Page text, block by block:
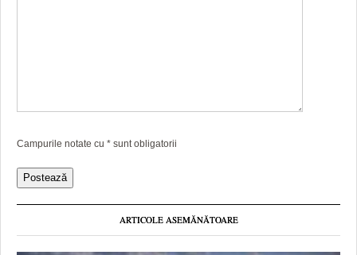
Campurile notate cu * sunt obligatorii
ARTICOLE ASEMĂNĂTOARE